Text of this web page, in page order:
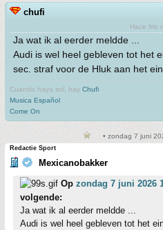
chufi
Hace frio
Ja wat ik al eerder meldde ...
Audi is wel heel gebleven tot het
sec. straf voor de Hluk aan het
Cuando haya sol, hay Chufi
Musica Español
Come On
• zondag 7 juni
Redactie Sport
Mexicanobakker
Op zondag 7 juni 2026
volgende:
Ja wat ik al eerder meldde ...
Audi is wel heel gebleven tot het